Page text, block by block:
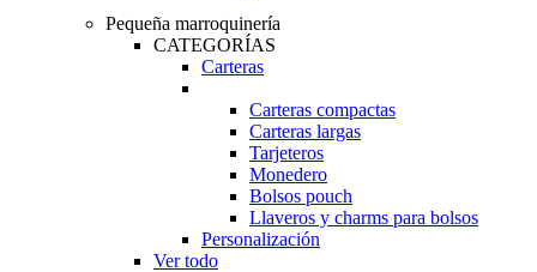
Pequeña marroquinería
CATEGORÍAS
Carteras
Carteras compactas
Carteras largas
Tarjeteros
Monedero
Bolsos pouch
Llaveros y charms para bolsos
Personalización
Ver todo